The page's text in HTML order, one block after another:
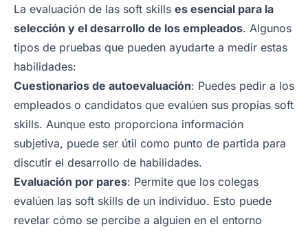
La evaluación de las soft skills es esencial para la
selección y el desarrollo de los empleados. Algunos
tipos de pruebas que pueden ayudarte a medir estas
habilidades:
Cuestionarios de autoevaluación: Puedes pedir a los
empleados o candidatos que evalúen sus propias soft
skills. Aunque esto proporciona información
subjetiva, puede ser útil como punto de partida para
discutir el desarrollo de habilidades.
Evaluación por pares: Permite que los colegas
evalúen las soft skills de un individuo. Esto puede
revelar cómo se percibe a alguien en el entorno